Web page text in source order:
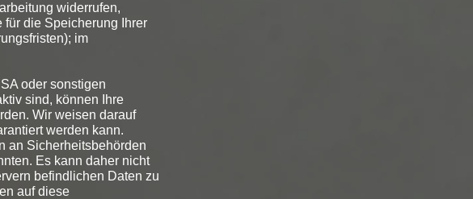
widerrufen,
die Speicherung Ihrer
im
oder sonstigen
sind, können Ihre
Wir weisen darauf
werden kann.
an Sicherheitsbehörden
Es kann daher nicht
befindlichen Daten zu
auf diese